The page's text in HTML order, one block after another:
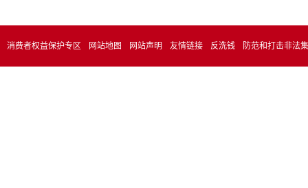
消费者权益保护专区 网站地图 网站声明 友情链接 反洗钱 防范和打击非法